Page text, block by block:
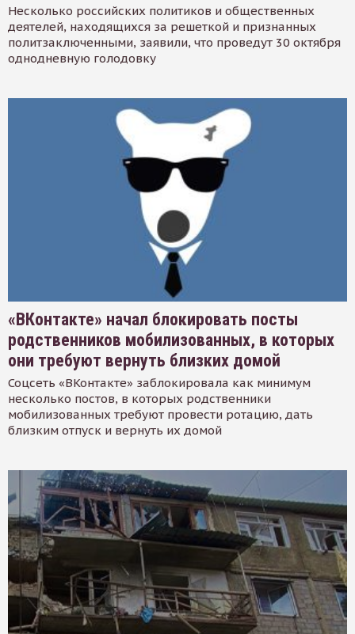
Несколько российских политиков и общественных
деятелей, находящихся за решеткой и признанных
политзаключенными, заявили, что проведут 30 октября
однодневную голодовку
«ВКонтакте» начал блокировать посты
родственников мобилизованных, в которых
они требуют вернуть близких домой
Соцсеть «ВКонтакте» заблокировала как минимум
несколько постов, в которых родственники
мобилизованных требуют провести ротацию, дать
близким отпуск и вернуть их домой